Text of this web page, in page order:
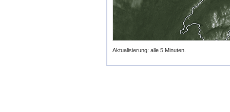
Aktualisierung: alle 5 Minuten.